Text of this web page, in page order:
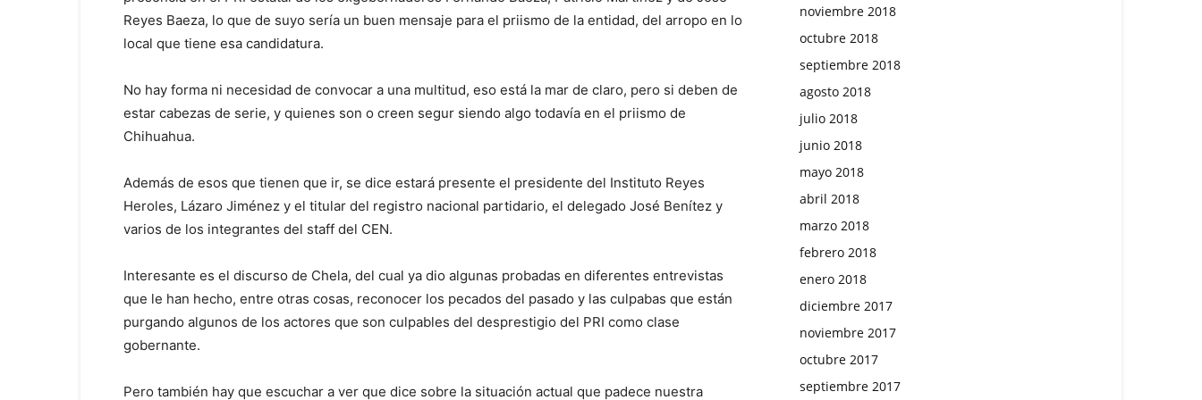
Reyes Baeza, lo que de suyo sería un buen mensaje para el priismo de la entidad, del arropo en lo
local que tiene esa candidatura.
No hay forma ni necesidad de convocar a una multitud, eso está la mar de claro, pero si deben de
estar cabezas de serie, y quienes son o creen segur siendo algo todavía en el priismo de
Chihuahua.
Además de esos que tienen que ir, se dice estará presente el presidente del Instituto Reyes
Heroles, Lázaro Jiménez y el titular del registro nacional partidario, el delegado José Benítez y
varios de los integrantes del staff del CEN.
Interesante es el discurso de Chela, del cual ya dio algunas probadas en diferentes entrevistas
que le han hecho, entre otras cosas, reconocer los pecados del pasado y las culpabas que están
purgando algunos de los actores que son culpables del desprestigio del PRI como clase
gobernante.
Pero también hay que escuchar a ver que dice sobre la situación actual que padece nuestra
noviembre 2018
octubre 2018
septiembre 2018
agosto 2018
julio 2018
junio 2018
mayo 2018
abril 2018
marzo 2018
febrero 2018
enero 2018
diciembre 2017
noviembre 2017
octubre 2017
septiembre 2017